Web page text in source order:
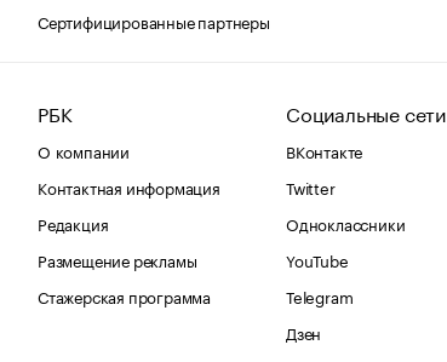
Сертифицированные партнеры
РБК
О компании
Контактная информация
Редакция
Размещение рекламы
Стажерская программа
Социальные сети
ВКонтакте
Twitter
Одноклассники
YouTube
Telegram
Дзен